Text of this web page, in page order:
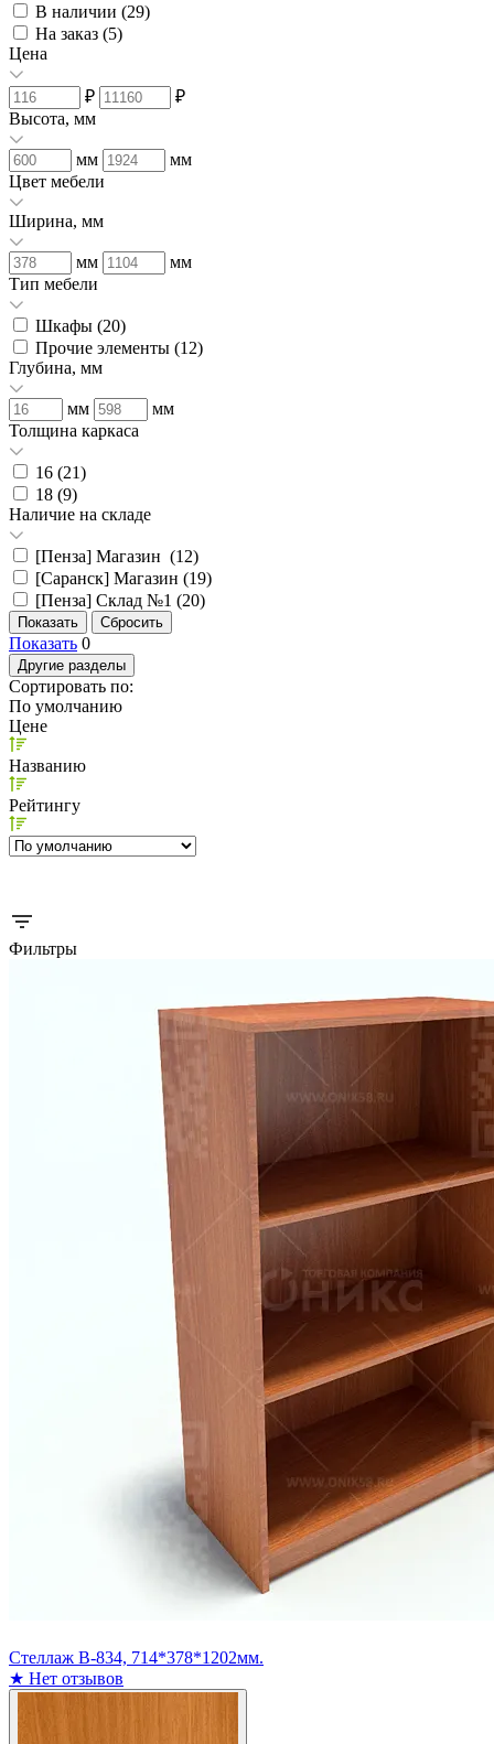
В наличии (29)
На заказ (5)
Цена
₽
₽
Высота, мм
мм
мм
Цвет мебели
Ширина, мм
мм
мм
Тип мебели
Шкафы (20)
Прочие элементы (12)
Глубина, мм
мм
мм
Толщина каркаса
16 (21)
18 (9)
Наличие на складе
[Пенза] Магазин (12)
[Саранск] Магазин (19)
[Пенза] Склад №1 (20)
Показать 0
Другие разделы
Сортировать по:
По умолчанию
Цене
Названию
Рейтингу
Фильтры
Стеллаж В-834, 714*378*1202мм.
★ Нет отзывов